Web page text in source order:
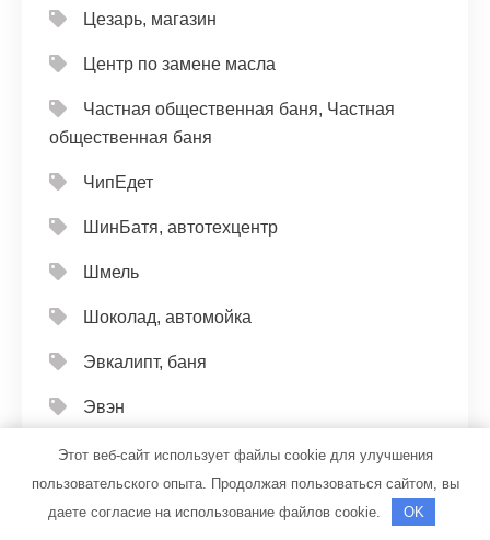
Цезарь, магазин
Центр по замене масла
Частная общественная баня, Частная
общественная баня
ЧипЕдет
ШинБатя, автотехцентр
Шмель
Шоколад, автомойка
Эвкалипт, баня
Эвэн
Эдельвейс, банный комплекс
Эдельвейс, банный комплекс
Этот веб-сайт использует файлы cookie для улучшения
пользовательского опыта. Продолжая пользоваться сайтом, вы
даете согласие на использование файлов cookie.
OK